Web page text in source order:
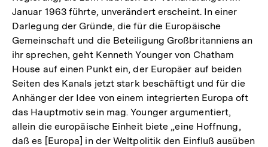
Januar 1963 führte, unverändert erscheint. In einer
Darlegung der Gründe, die für die Europäische
Gemeinschaft und die Beteiligung Großbritanniens an
ihr sprechen, geht Kenneth Younger von Chatham
House auf einen Punkt ein, der Europäer auf beiden
Seiten des Kanals jetzt stark beschäftigt und für die
Anhänger der Idee von einem integrierten Europa oft
das Hauptmotiv sein mag. Younger argumentiert,
allein die europäische Einheit biete „eine Hoffnung,
daß es [Europa] in der Weltpolitik den Einfluß ausüben